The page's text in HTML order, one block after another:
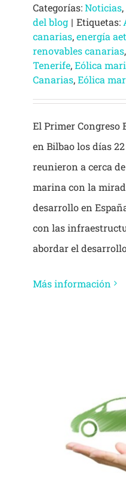
Categorías:Noticias,
del blog | Etiquetas:
canarias,energía
renovables canarias,
Tenerife,Eólica
Canarias,Eólica
El Primer Congreso
en Bilbao los días
reunieron a cerca
marina con la
desarrollo en
con las
abordar el
Más información